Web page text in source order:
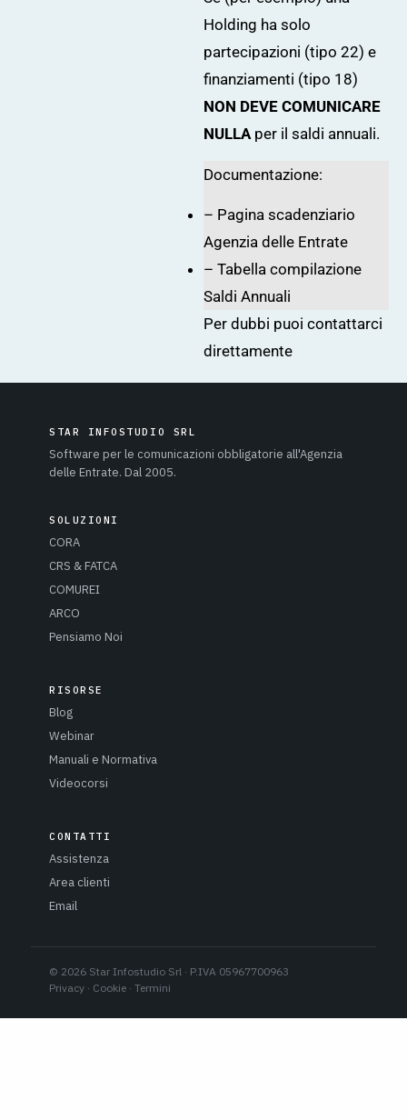
Holding ha solo
partecipazioni (tipo 22) e
finanziamenti (tipo 18)
NON DEVE COMUNICARE
NULLAper il saldi annuali.
Documentazione:
– Pagina scadenziario
Agenzia delle Entrate
– Tabella compilazione
Saldi Annuali
Per dubbi puoi contattarci
direttamente
STAR INFOSTUDIO SRL
Software per le comunicazioni obbligatorie all'Agenzia
delle Entrate. Dal 2005.
SOLUZIONI
CORA
CRS & FATCA
COMUREI
ARCO
Pensiamo Noi
RISORSE
Blog
Webinar
Manuali e Normativa
Videocorsi
CONTATTI
Assistenza
Area clienti
Email
© 2026 Star Infostudio Srl · P.IVA 05967700963
Privacy · Cookie · Termini